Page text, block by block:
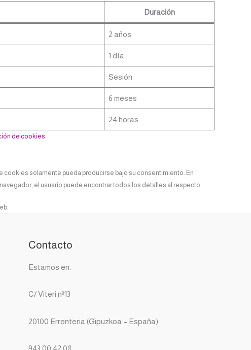
Duración
2 años
1 día
Sesión
6 meses
24 horas
de cookies
cookies solamente pueda producirse bajo su consentimiento. En
el usuario puede encontrar todos los detalles al respecto.
Contacto
Estamos en:
C/ Viteri nº13
20100 Errenteria (Gipuzkoa – España)
943 00 42 08